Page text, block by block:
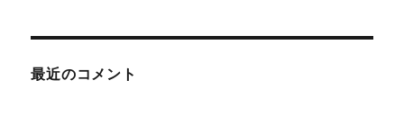
最近のコメント